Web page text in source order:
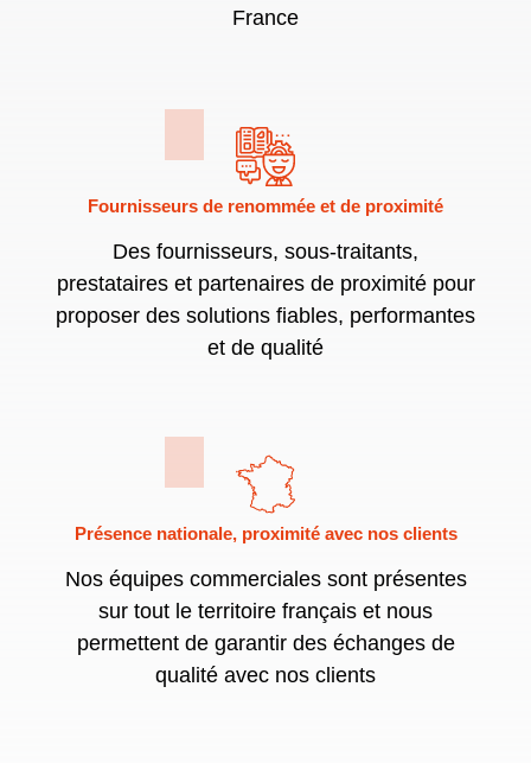
France
Fournisseurs de renommée et de proximité
Des fournisseurs, sous-traitants,
prestataires et partenaires de proximité pour
proposer des solutions fiables, performantes
et de qualité
Présence nationale, proximité avec nos clients
Nos équipes commerciales sont présentes
sur tout le territoire français et nous
permettent de garantir des échanges de
qualité avec nos clients